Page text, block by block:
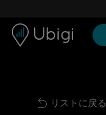
Back to list
リストに戻る